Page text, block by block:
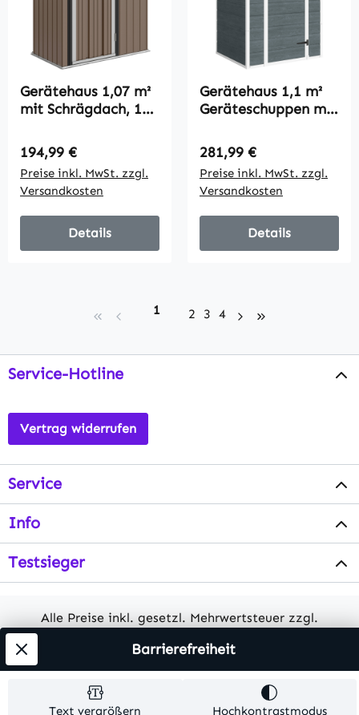
Gerätehaus 1,07 m²
mit Schrägdach, 142
Geräteschuppen mit
abschließbar Tür,
Gartenhaus, Stahl,
Braun
Regulärer Preis:
194,99 €
Preise inkl. MwSt. zzgl.
Versandkosten
Details
Gerätehaus 1,1 m²
Geräteschuppen mit
Satteldach
Belüftung Boden
Schloss Handschuhe
Grau
Regulärer Preis:
281,99 €
Preise inkl. MwSt. zzgl.
Versandkosten
Details
Seite
1 Seite
2 Seite
3 Seite
4
Service-Hotline
Vertrag widerrufen
Service
Info
Testsieger
Alle Preise inkl. gesetzl. Mehrwertsteuer zzgl.
Herstellerangaben und ohne Gewähr.
© 2026 MKV24 – Alle Rechte vorbehalten. Theme by
Text vergrößern Hochkontrastmodus
Barrierefreiheit